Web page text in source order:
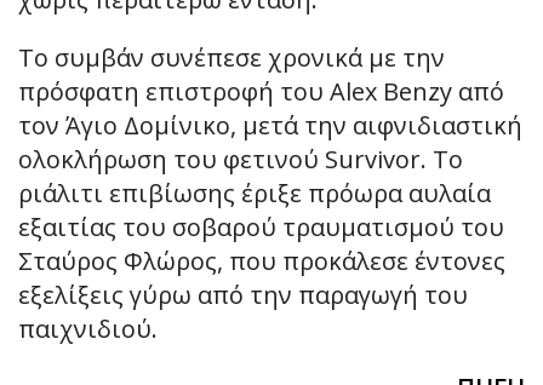
Το συμβάν συνέπεσε χρονικά με την
πρόσφατη επιστροφή του Alex Benzy από
τον Άγιο Δομίνικο, μετά την αιφνιδιαστική
ολοκλήρωση του φετινού Survivor. Το
ριάλιτι επιβίωσης έριξε πρόωρα αυλαία
εξαιτίας του σοβαρού τραυματισμού του
Σταύρος Φλώρος, που προκάλεσε έντονες
εξελίξεις γύρω από την παραγωγή του
παιχνιδιού.